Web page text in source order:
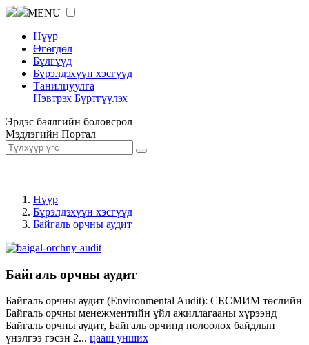
MENU
Нүүр
Өгөгдөл
Бүлгүүд
Бүрэлдэхүүн хэсгүүд
Танилцуулга
Нэвтрэх Бүртгүүлэх
Эрдэс баялгийн боловсрол
Мэдлэгийн Портал
Нүүр
Бүрэлдэхүүн хэсгүүд
Байгаль орчны аудит
Байгаль орчны аудит
Байгаль орчны аудит (Environmental Audit): СЕСМИМ төслийн
Байгаль орчны менежментийн үйл ажиллагааны хүрээнд
Байгаль орчны аудит, Байгаль орчинд нөлөөлөх байдлын
үнэлгээ гэсэн 2... цааш унших